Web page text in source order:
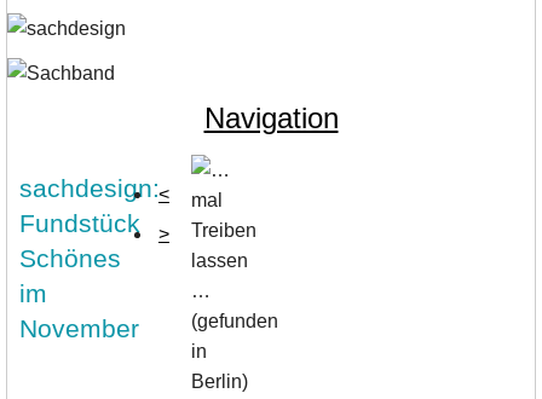
Navigation
sachdesign:
Fundstück
Schönes
im
November
<
>